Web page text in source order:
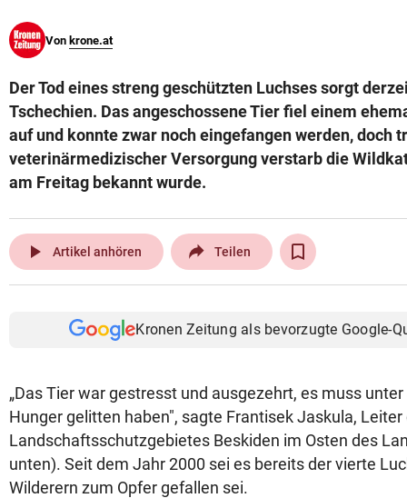
© Krone Multimedia GmbH & Co KG 2026
Von krone.at
Der Tod eines streng geschützten Luchses sorgt
Tschechien. Das angeschossene Tier fiel einem
auf und konnte zwar noch eingefangen werden, doch
veterinärmedizischer Versorgung verstarb die
am Freitag bekannt wurde.
play_arrow Artikel anhören Teilen
Kronen Zeitung als bevorzugte Google-
„Das Tier war gestresst und ausgezehrt, es muss
Hunger gelitten haben", sagte Frantisek Jaskula, Leiter
Landschaftsschutzgebietes Beskiden im Osten des
unten). Seit dem Jahr 2000 sei es bereits der vierte
Wilderern zum Opfer gefallen sei.